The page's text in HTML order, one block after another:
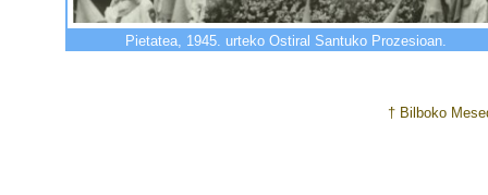
Pietatea, 1945. urteko Ostiral Santuko Prozesioan.
† Bilboko